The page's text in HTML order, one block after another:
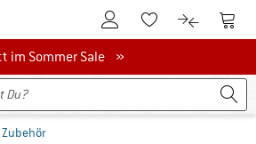
Zum KundenkontoZum Merkzettel.
Zum Zum
Sommer Sale
im Sommer Sale »